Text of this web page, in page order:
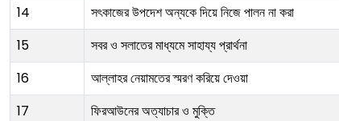
14
সৎকাজের উপদেশ অন্যকে দিয়ে নিজে পালন না করা
15
সবর ও সলাতের মাধ্যমে সাহায্য প্রার্থনা
16
আল্লাহর নেয়ামতের স্মরণ করিয়ে দেওয়া
17
ফিরআউনের অত্যাচার ও মুক্তি